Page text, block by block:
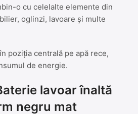
o cu celelalte elemente din
oglinzi, lavoare și multe
poziția centrală pe apă rece,
de energie.
lavoar înaltă
negru mat